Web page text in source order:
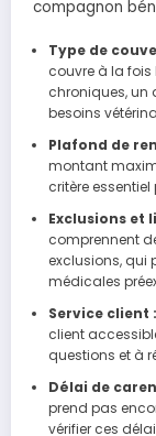
compagnon
Type de
couvre à la
chroniques, un
besoins
Plafond de
montant
critère
Exclusions et
comprennent
exclusions, qui
médicales
Service client :
client
questions et à
Délai de
prend pas
vérifier ces